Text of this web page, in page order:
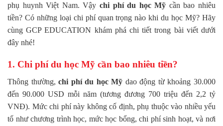
phụ huynh Việt Nam. Vậy chi phí du học Mỹ cần bao nhiêu
tiền? Có những loại chi phí quan trọng nào khi du học Mỹ? Hãy
cùng GCP EDUCATION khám phá chi tiết trong bài viết dưới
đây nhé!
1. Chi phí du học Mỹ cần bao nhiêu tiền?
Thông thường,chi phí du học Mỹ dao động từ khoảng 30.000
đến 90.000 USD mỗi năm (tương đương 700 triệu đến 2,2 tỷ
VNĐ). Mức chi phí này không cố định, phụ thuộc vào nhiều yếu
tố như chương trình học, mức học bổng, chi phí sinh hoạt, và nơi